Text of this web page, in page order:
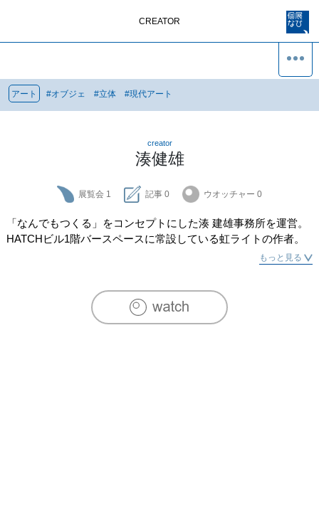
CREATOR
アート #オブジェ #立体 #現代アート
creator
湊健雄
展覧会 1 記事 0 ウオッチャー 0
「なんでもつくる」をコンセプトにした湊 建雄事務所を運営。
HATCHビル1階バースペースに常設している虹ライトの作者。
もっと見る